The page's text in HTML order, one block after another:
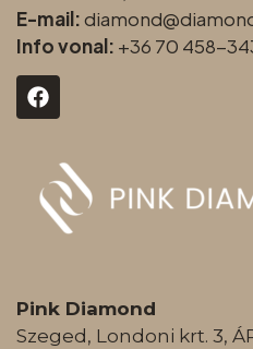
E-mail:
Info vonal: +36 70 458-
Pink Diamond
Szeged, Londoni krt. 3,